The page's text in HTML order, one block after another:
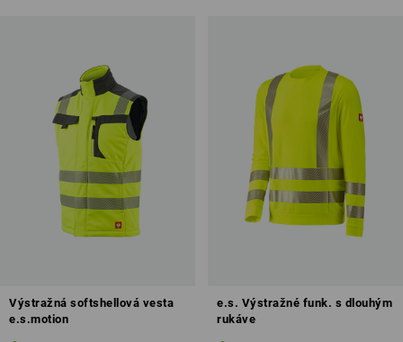
Výstražná softshellová vesta
e.s.motion
e.s. Výstražné funk. s dlouhým
rukáve